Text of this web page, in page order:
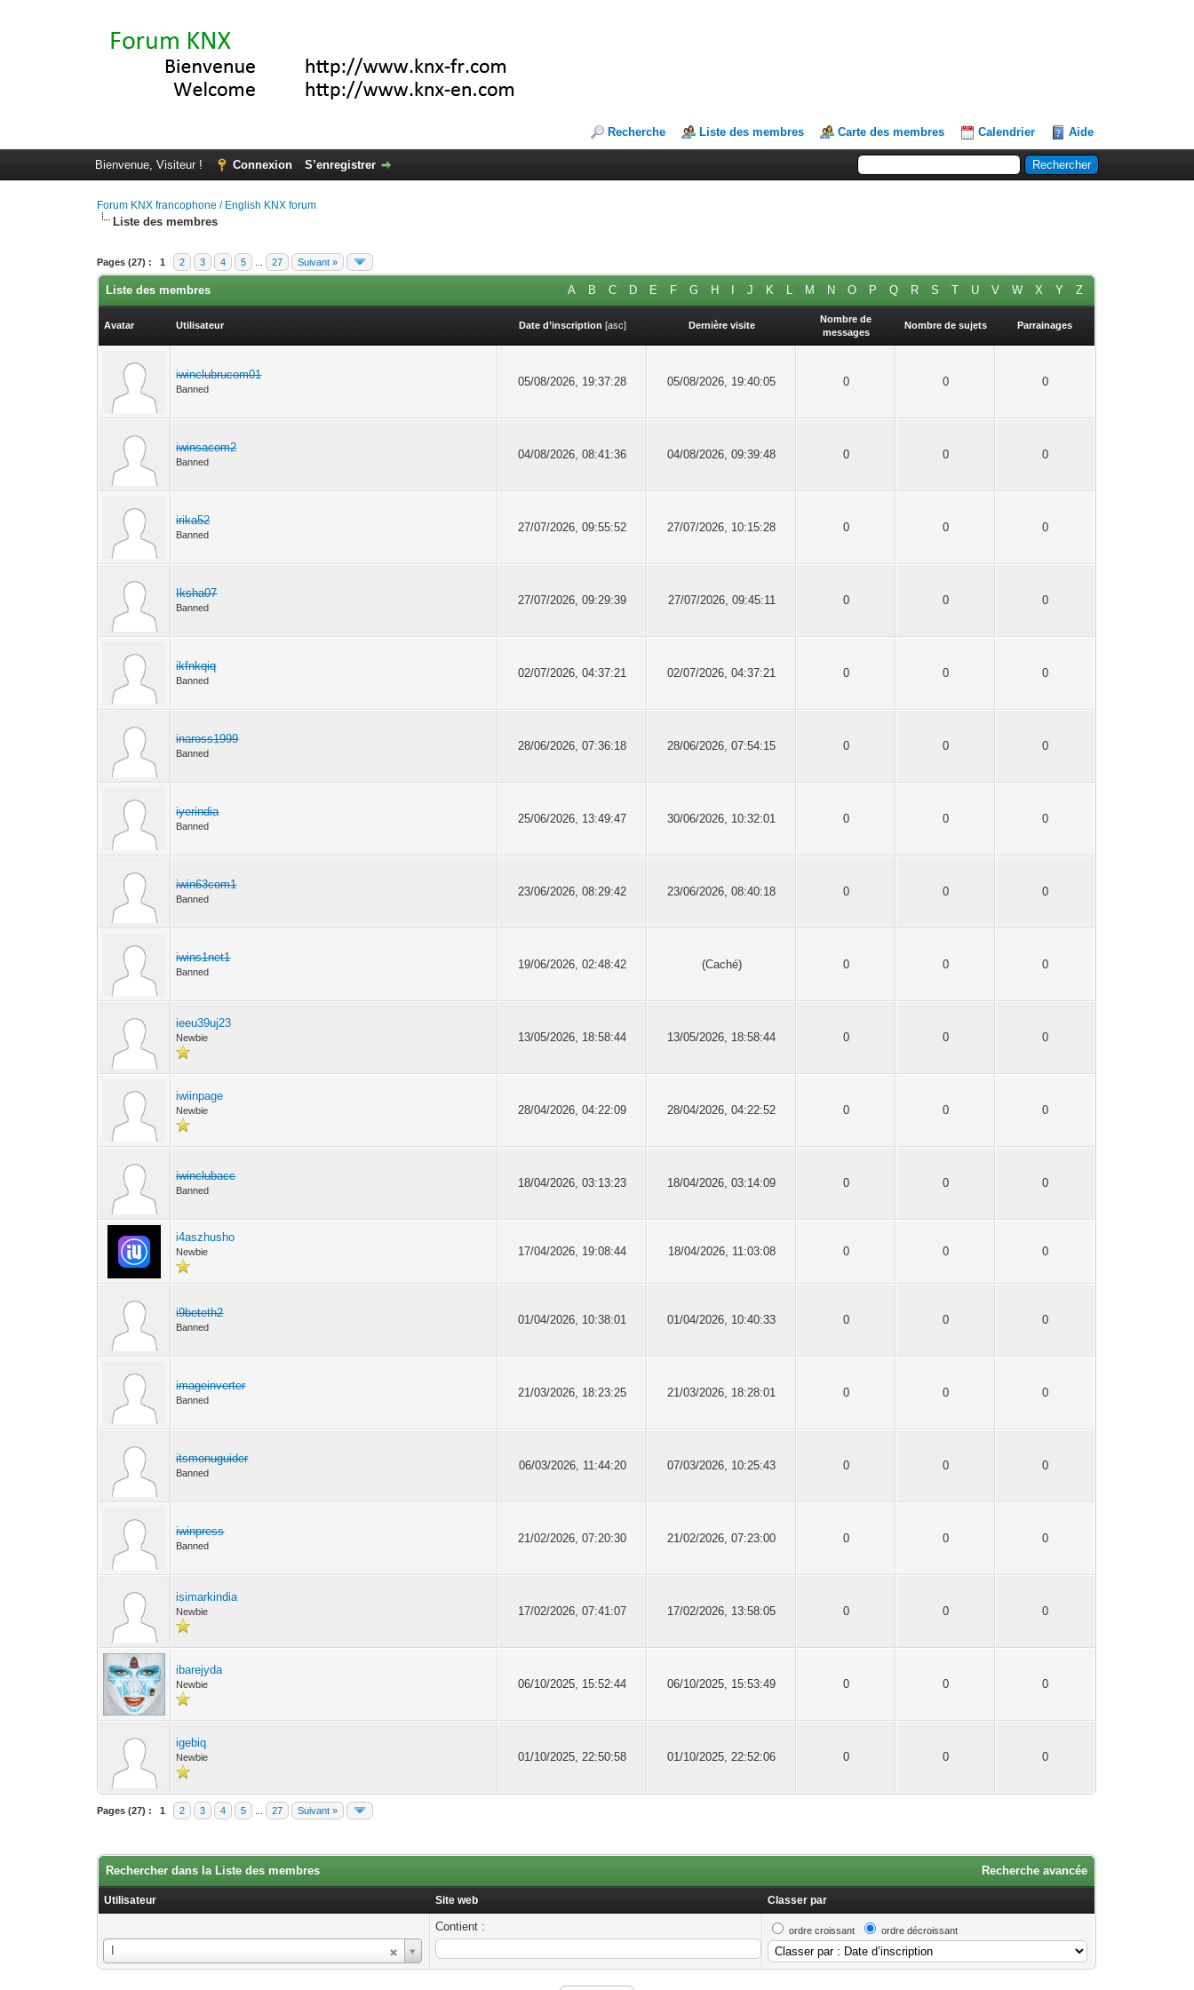
Recherche Liste des membres Carte des membres Calendrier Aide
Bienvenue, Visiteur ! Connexion S’enregistrer
Forum KNX francophone / English KNX forum
Liste des membres
Pages (27) : 1 2 3 4 5 27 Suivant »
A B C D E F G H J K L M N O P Q R S T U V W X Y Z
Liste des membres
Avatar Utilisateur Date d’inscription [asc] Dernière visite
Nombre de
messages
Nombre de sujets Parrainages
iwinclubrucom01
Banned
05/08/2026, 19:37:28 05/08/2026, 19:40:05 0 0 0
iwinsacom2
Banned
04/08/2026, 08:41:36 04/08/2026, 09:39:48 0 0 0
irika52
Banned
27/07/2026, 09:55:52 27/07/2026, 10:15:28 0 0 0
Iksha07
Banned
27/07/2026, 09:29:39 27/07/2026, 09:45:11 0 0 0
ikfnkqiq
Banned
02/07/2026, 04:37:21 02/07/2026, 04:37:21 0 0 0
inaross1999
Banned
28/06/2026, 07:36:18 28/06/2026, 07:54:15 0 0 0
iyerindia
Banned
25/06/2026, 13:49:47 30/06/2026, 10:32:01 0 0 0
iwin63com1
Banned
23/06/2026, 08:29:42 23/06/2026, 08:40:18 0 0 0
iwins1net1
Banned
19/06/2026, 02:48:42 (Caché) 0 0 0
ieeu39uj23
Newbie 13/05/2026, 18:58:44 13/05/2026, 18:58:44 0 0 0
iwiinpage
Newbie 28/04/2026, 04:22:09 28/04/2026, 04:22:52 0 0 0
iwinclubacc
Banned
18/04/2026, 03:13:23 18/04/2026, 03:14:09 0 0 0
i4aszhusho
Newbie 17/04/2026, 19:08:44 18/04/2026, 11:03:08 0 0 0
i9beteth2
Banned
01/04/2026, 10:38:01 01/04/2026, 10:40:33 0 0 0
imageinverter
Banned
21/03/2026, 18:23:25 21/03/2026, 18:28:01 0 0 0
itsmonuguider
Banned
06/03/2026, 11:44:20 07/03/2026, 10:25:43 0 0 0
iwinpress
Banned
21/02/2026, 07:20:30 21/02/2026, 07:23:00 0 0 0
isimarkindia
Newbie 17/02/2026, 07:41:07 17/02/2026, 13:58:05 0 0 0
ibarejyda
Newbie 06/10/2025, 15:52:44 06/10/2025, 15:53:49 0 0 0
igebiq
Newbie 01/10/2025, 22:50:58 01/10/2025, 22:52:06 0 0 0
Pages (27) : 1 2 3 4 5 27 Suivant »
Recherche avancée
Rechercher dans la Liste des membres
Utilisateur Site web Classer par
Utilisateur
Contient : ordre croissant ordre décroissant